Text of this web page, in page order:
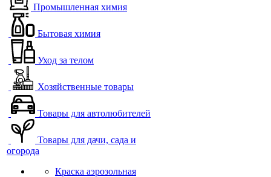
Промышленная химия
Бытовая химия
Уход за телом
Хозяйственные товары
Товары для автолюбителей
Товары для дачи, сада и
огорода
Краска аэрозольная